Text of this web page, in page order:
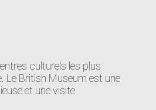
culturels les plus
British Museum est une
et une visite